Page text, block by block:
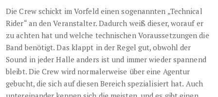
Die Crew schickt im Vorfeld einen sogenannten „Technical
Rider“ an den Veranstalter. Dadurch weiß dieser, worauf er
zu achten hat und welche technischen Voraussetzungen die
Band benötigt. Das klappt in der Regel gut, obwohl der
Sound in jeder Halle anders ist und immer wieder spannend
bleibt. Die Crew wird normalerweise über eine Agentur
gebucht, die sich auf diesen Bereich spezialisiert hat. Auch